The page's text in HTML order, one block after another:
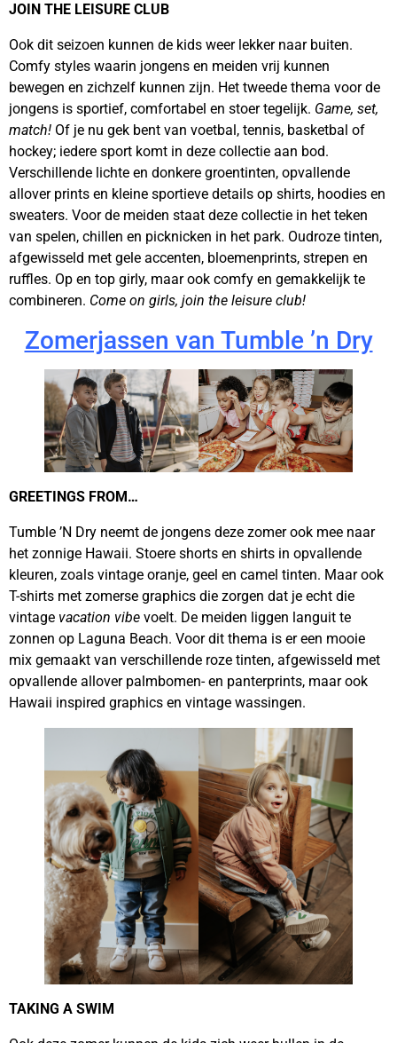
JOIN THE LEISURE CLUB
Ook dit seizoen kunnen de kids weer lekker naar buiten.
Comfy styles waarin jongens en meiden vrij kunnen
bewegen en zichzelf kunnen zijn. Het tweede thema voor de
jongens is sportief, comfortabel en stoer tegelijk. Game, set,
match! Of je nu gek bent van voetbal, tennis, basketbal of
hockey; iedere sport komt in deze collectie aan bod.
Verschillende lichte en donkere groentinten, opvallende
allover prints en kleine sportieve details op shirts, hoodies en
sweaters. Voor de meiden staat deze collectie in het teken
van spelen, chillen en picknicken in het park. Oudroze tinten,
afgewisseld met gele accenten, bloemenprints, strepen en
ruffles. Op en top girly, maar ook comfy en gemakkelijk te
combineren. Come on girls, join the leisure club!
Zomerjassen van Tumble ’n Dry
GREETINGS FROM…
Tumble ’N Dry neemt de jongens deze zomer ook mee naar
het zonnige Hawaii. Stoere shorts en shirts in opvallende
kleuren, zoals vintage oranje, geel en camel tinten. Maar ook
T-shirts met zomerse graphics die zorgen dat je echt die
vintage vacation vibe voelt. De meiden liggen languit te
zonnen op Laguna Beach. Voor dit thema is er een mooie
mix gemaakt van verschillende roze tinten, afgewisseld met
opvallende allover palmbomen- en panterprints, maar ook
Hawaii inspired graphics en vintage wassingen.
TAKING A SWIM